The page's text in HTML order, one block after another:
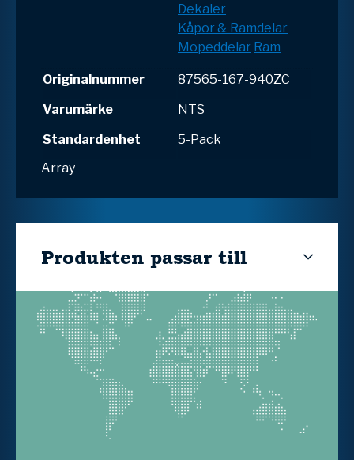
Dekaler
Kåpor & Ramdelar
Mopeddelar Ram
Originalnummer
87565-167-940ZC
Varumärke
NTS
Standardenhet
5-Pack
Array
Produkten passar till